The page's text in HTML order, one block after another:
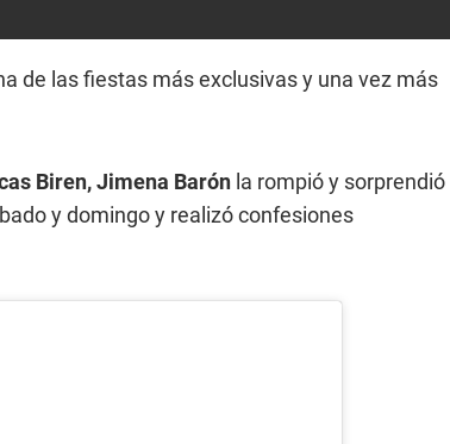
de las fiestas más exclusivas y una vez más
Biren, Jimena Barón la rompió y sorprendió
y domingo y realizó confesiones